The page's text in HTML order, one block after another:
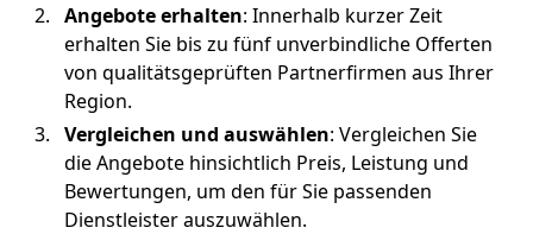
Angebote erhalten: Innerhalb kurzer Zeit
erhalten Sie bis zu fünf unverbindliche Offerten
von qualitätsgeprüften Partnerfirmen aus Ihrer
Region.
Vergleichen und auswählen: Vergleichen Sie
die Angebote hinsichtlich Preis, Leistung und
Bewertungen, um den für Sie passenden
Dienstleister auszuwählen.